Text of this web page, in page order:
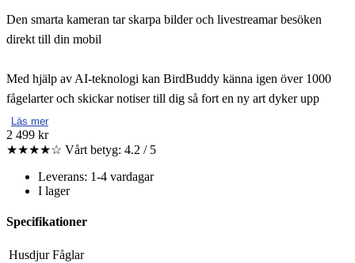
Den smarta kameran tar skarpa bilder och livestreamar besöken
direkt till din mobil
Med hjälp av AI-teknologi kan BirdBuddy känna igen över 1000
fågelarter och skickar notiser till dig så fort en ny art dyker upp
Läs mer
2 499 kr
★★★★☆ Vårt betyg: 4.2 / 5
Leverans: 1-4 vardagar
I lager
Specifikationer
Husdjur Fåglar